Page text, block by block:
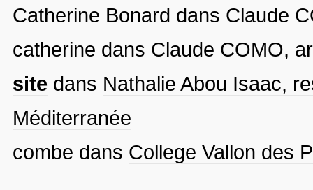
Catherine Bonard dans Claude
catherine dans Claude COMO,
site dans Nathalie Abou Isaac,
Méditerranée
combe dans College Vallon des